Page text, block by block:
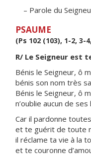
– Parole du
PSAUME
(Ps 102 (103), 1-2, 3-
R/ Le Seigneur est
Bénis le Seigneur, ô
bénis son nom très
Bénis le Seigneur, ô
n’oublie aucun de
Car il pardonne
et te guérit de toute
il réclame ta vie à la
et te couronne